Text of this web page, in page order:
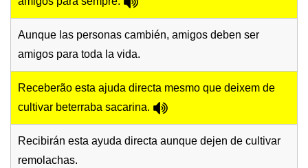
Aunque las personas cambién, amigos deben ser
amigos para toda la vida.
Receberão esta ajuda directa mesmo que deixem de
cultivar beterraba sacarina.
Recibirán esta ayuda directa aunque dejen de cultivar
remolachas.